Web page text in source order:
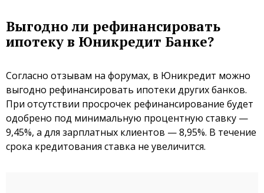
Выгодно ли рефинансировать
ипотеку в Юникредит Банке?
Согласно отзывам на форумах, в Юникредит можно
выгодно рефинансировать ипотеки других банков.
При отсутствии просрочек рефинансирование будет
одобрено под минимальную процентную ставку —
9,45%, а для зарплатных клиентов — 8,95%. В течение
срока кредитования ставка не увеличится.